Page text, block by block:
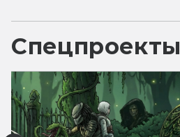
Спецпроекты